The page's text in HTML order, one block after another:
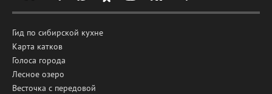
Гид по сибирской кухне
Карта катков
Голоса города
Лесное озеро
Весточка с передовой